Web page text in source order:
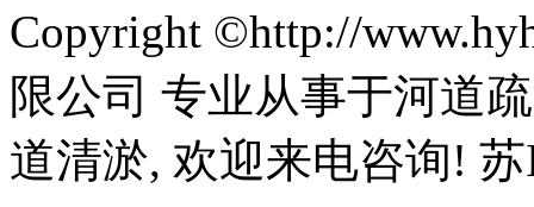
Copyright ©http://
限公司 专业从事于河道
道清淤, 欢迎来电咨询!